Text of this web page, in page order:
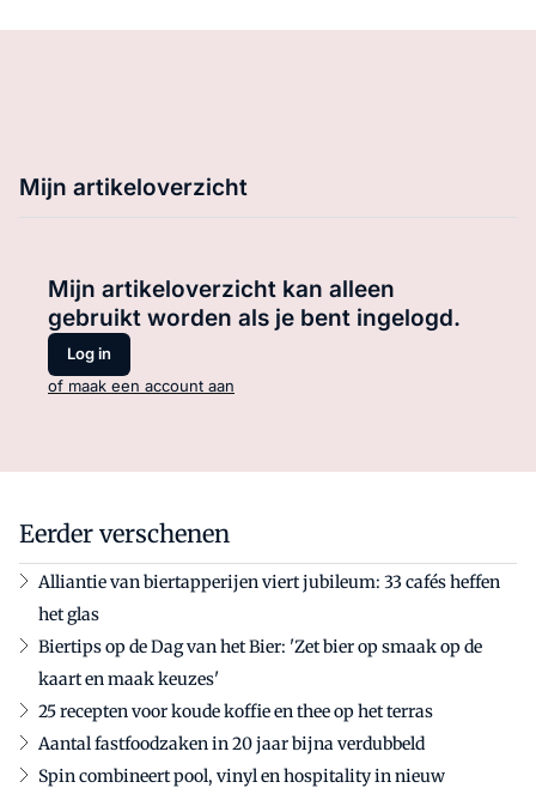
Mijn artikeloverzicht
Mijn artikeloverzicht kan alleen
gebruikt worden als je bent ingelogd.
Log in
of maak een account aan
Eerder verschenen
Alliantie van biertapperijen viert jubileum: 33 cafés heffen
het glas
Biertips op de Dag van het Bier: 'Zet bier op smaak op de
kaart en maak keuzes'
25 recepten voor koude koffie en thee op het terras
Aantal fastfoodzaken in 20 jaar bijna verdubbeld
Spin combineert pool, vinyl en hospitality in nieuw